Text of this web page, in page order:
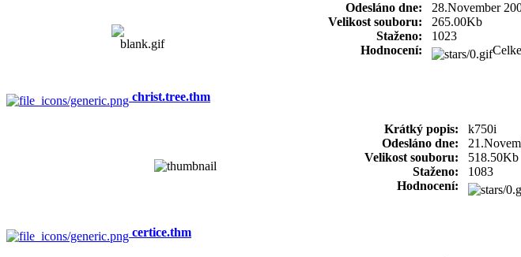
Odesláno dne:
28.November
Velikost souboru:
265.00Kb
Staženo:
1023
Hodnocení:
christ.tree.thm
Krátký popis:
k750i
Odesláno dne:
Velikost souboru:
518.50Kb
Staženo:
1083
Hodnocení:
certice.thm